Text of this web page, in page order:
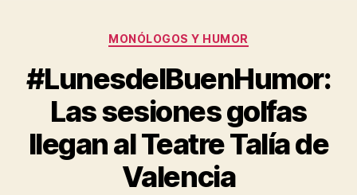
Categorías
MONÓLOGOS Y HUMOR
#LunesdelBuenHumor:
Las sesiones golfas
llegan al Teatre Talía de
Valencia